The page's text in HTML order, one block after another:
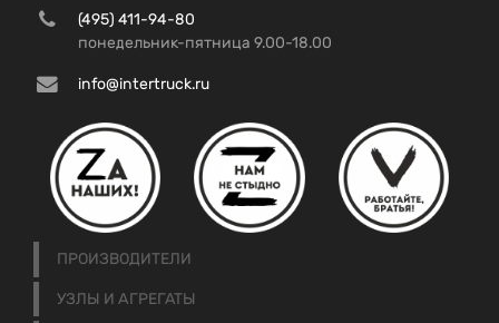
(495) 411-94-80
понедельник-пятница 9.00-18.00
info@intertruck.ru
ПРОИЗВОДИТЕЛИ
УЗЛЫ И АГРЕГАТЫ